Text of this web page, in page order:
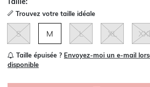
Trouvez votre taille idéale
S M L XL
Taille épuisée ? Envoyez-moi un e-mail
disponible